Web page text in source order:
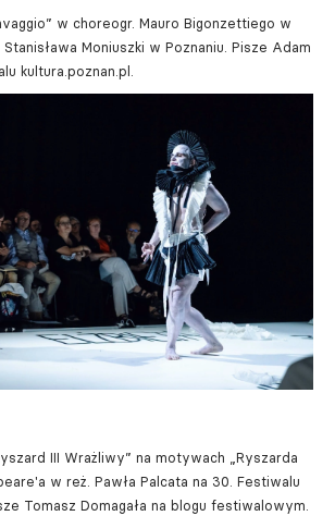
w choreogr. Mauro Bigonzettiego w
Moniuszki w Poznaniu. Pisze Adam
kultura.poznan.pl.
III Wrażliwy” na motywach „Ryszarda
w reż. Pawła Palcata na 30. Festiwalu
Tomasz Domagała na blogu festiwalowym.